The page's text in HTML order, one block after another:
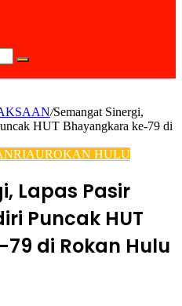
Search
for
/Semangat Sinergi,
HUT Bhayangkara ke-79 di
RIAUROKAN HULU
Lapas Pasir
Puncak HUT
di Rokan Hulu